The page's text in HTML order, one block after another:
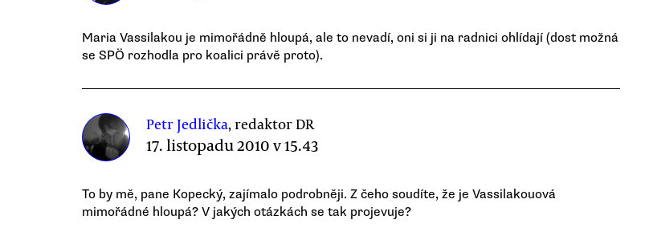
Maria Vassilakou je mimořádně hloupá, ale to nevadí, oni si ji na radnici ohlídají (dost možná
se SPÖ rozhodla pro koalici právě proto).
Petr Jedlička, redaktor DR
17. listopadu 2010 v 15.43
To by mě, pane Kopecký, zajímalo podrobněji. Z čeho soudíte, že je Vassilakouová
mimořádné hloupá? V jakých otázkách se tak projevuje?